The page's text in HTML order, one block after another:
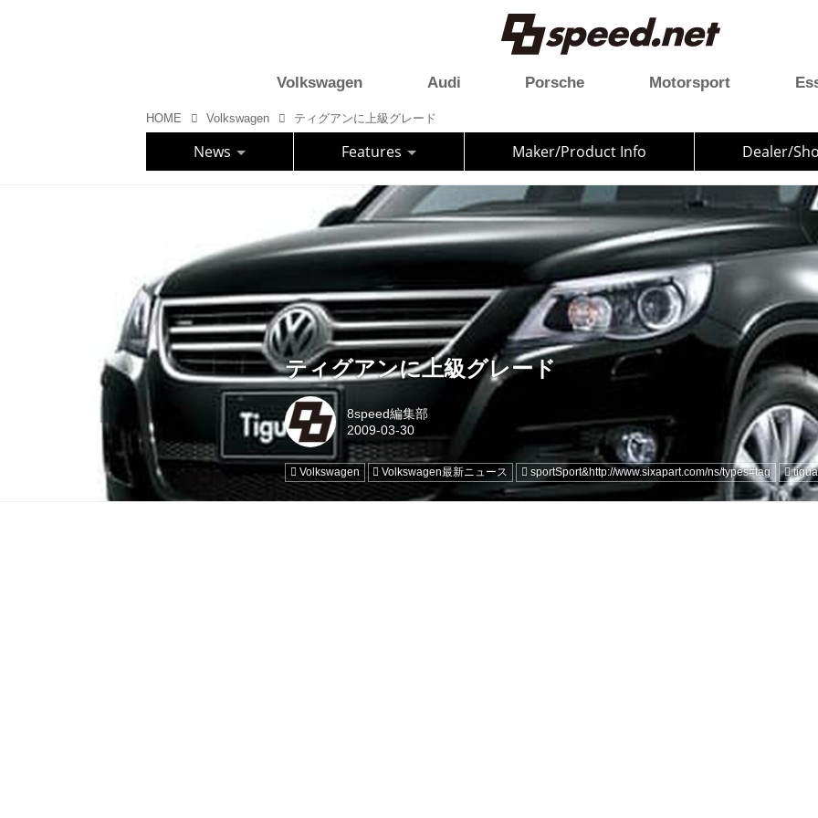
Volkswagen Audi Porsche Motorsport
HOME Volkswagen ティグアンに上級グレード
News Features Maker/Product Info Dealer/
ティグアンに上級グレード
8speed編集部
Volkswagen Volkswagen最新ニュース sportSport&http://www.sixapart.com/ns/types#tag